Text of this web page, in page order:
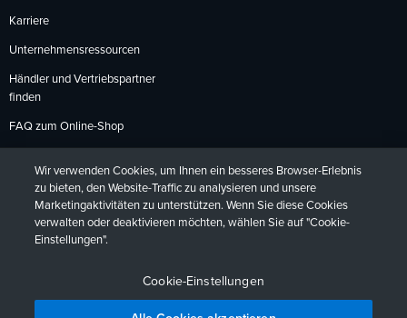
Karriere
Unternehmensressourcen
Händler und Vertriebspartner
finden
FAQ zum Online-Shop
Rückgabebedingungen
DeutschFrançaisEspañol日本語
Wir verwenden Cookies, um Ihnen ein besseres Browser-Erlebnis
zu bieten, den Website-Traffic zu analysieren und unsere
Marketingaktivitäten zu unterstützen. Wenn Sie diese Cookies
verwalten oder deaktivieren möchten, wählen Sie auf "Cookie-
Einstellungen".
Cookie-Einstellungen